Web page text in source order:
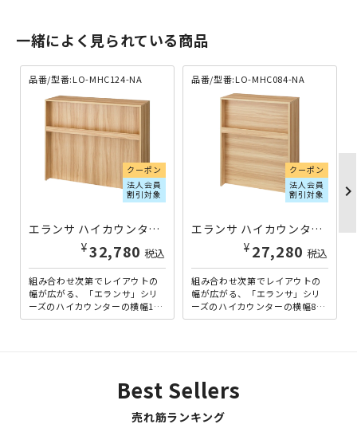
一緒によく見られている商品
品番/型番:LO-MHC124-NA
クーポン
法人会員
割引対象
エランサ ハイカウンター W1200×D400×H1000 ナチュラル LO-MHC124-NA | 187563
¥32,780 税込
組み合わせ次第でレイアウトの
幅が広がる、「エランサ」シリ
ーズのハイカウンターの横幅120
0mmタイプです。同「エラン
品番/型番:LO-MHC084-NA
クーポン
法人会員
割引対象
エランサ ハイカウンター W800×D400×H1000 ナチュラル LO-MHC084-NA | 187561
¥ 27,280 税込
組み合わせ次第でレイアウトの
幅が広がる、「エランサ」シリ
ーズのハイカウンターの横幅800
mmタイプです。同「エラン
chevron_right
Best Sellers
売れ筋ランキング